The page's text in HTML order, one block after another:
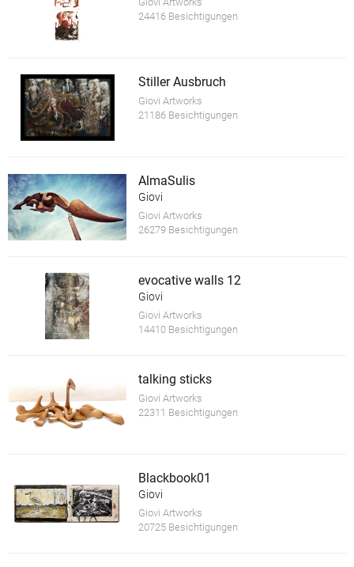
24416 Besichtigungen
Stiller Ausbruch
Giovi Artworks
21186 Besichtigungen
AlmaSulis
Giovi
Giovi Artworks
26279 Besichtigungen
evocative walls 12
Giovi
Giovi Artworks
14410 Besichtigungen
talking sticks
Giovi Artworks
22311 Besichtigungen
Blackbook01
Giovi
Giovi Artworks
20725 Besichtigungen